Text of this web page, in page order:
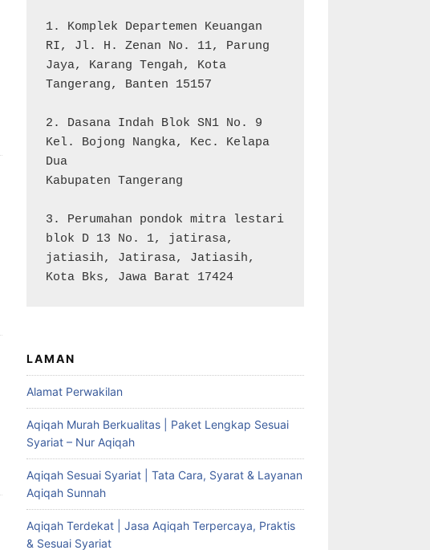
1. Komplek Departemen Keuangan
RI, Jl. H. Zenan No. 11, Parung
Jaya, Karang Tengah, Kota
Tangerang, Banten 15157
2. Dasana Indah Blok SN1 No. 9
Kel. Bojong Nangka, Kec. Kelapa
Dua
Kabupaten Tangerang
3. Perumahan pondok mitra lestari
blok D 13 No. 1, jatirasa,
jatiasih, Jatirasa, Jatiasih,
Kota Bks, Jawa Barat 17424
LAMAN
Alamat Perwakilan
Aqiqah Murah Berkualitas | Paket Lengkap Sesuai
Syariat – Nur Aqiqah
Aqiqah Sesuai Syariat | Tata Cara, Syarat & Layanan
Aqiqah Sunnah
Aqiqah Terdekat | Jasa Aqiqah Terpercaya, Praktis
& Sesuai Syariat